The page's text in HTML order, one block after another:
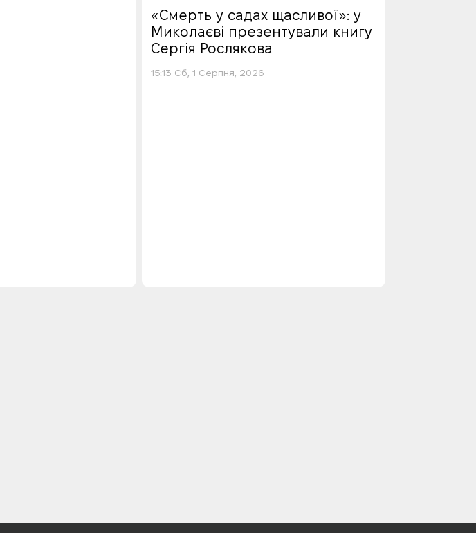
«Смерть у садах щасливої»: у
Миколаєві презентували книгу
Сергія Рослякова
15:13 Сб, 1 Серпня, 2026